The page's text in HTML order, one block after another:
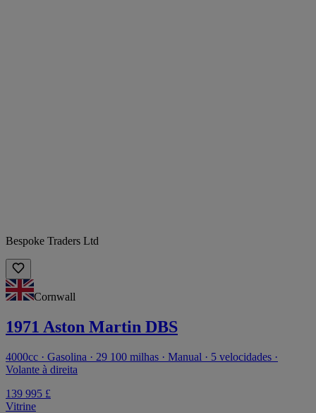
Bespoke Traders Ltd
Cornwall
1971 Aston Martin DBS
4000cc · Gasolina · 29 100 milhas · Manual · 5 velocidades ·
Volante à direita
139 995 £
Vitrine